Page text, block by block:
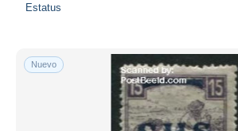
Estatus
Nuevo